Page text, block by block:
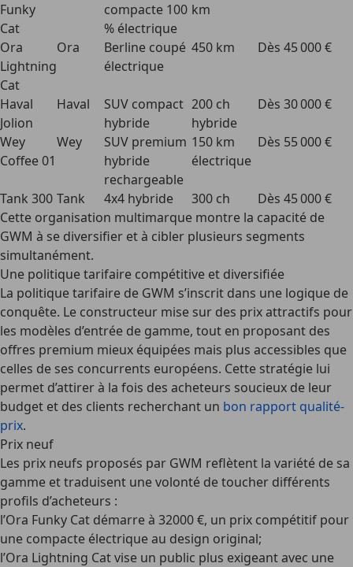
Funky
Cat
compacte 100
% électrique
km
Ora
Lightning
Cat
Ora
Berline coupé
électrique
450 km Dès 45 000 €
Haval
Jolion
Haval
SUV compact
hybride
200 ch
hybride
Dès 30 000 €
Wey
Coffee 01
Wey
SUV premium
hybride
rechargeable
150 km
électrique
Dès 55 000 €
Tank 300 Tank 4x4 hybride 300 ch
Dès 45 000 €
Cette organisation multimarque montre la capacité de
GWM à se diversifier et à cibler plusieurs segments
simultanément.
Une politique tarifaire compétitive et diversifiée
La politique tarifaire de GWM s’inscrit dans une logique de
conquête. Le constructeur mise sur des prix attractifs pour
les modèles d’entrée de gamme, tout en proposant des
offres premium mieux équipées mais plus accessibles que
celles de ses concurrents européens. Cette stratégie lui
permet d’attirer à la fois des acheteurs soucieux de leur
budget et des clients recherchant un bon rapport qualité-
prix.
Prix neuf
Les prix neufs proposés par GWM reflètent la variété de sa
gamme et traduisent une volonté de toucher différents
profils d’acheteurs :
l’Ora Funky Cat démarre à 32000 €, un prix compétitif pour
une compacte électrique au design original;
l’Ora Lightning Cat vise un public plus exigeant avec une